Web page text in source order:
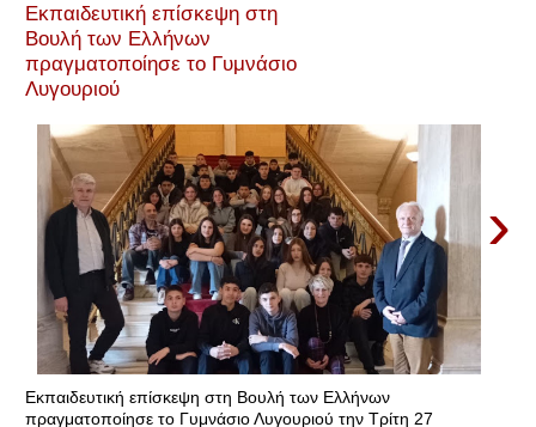
Εκπαιδευτική επίσκεψη στη
Βουλή των Ελλήνων
πραγματοποίησε το Γυμνάσιο
Λυγουριού
›
Εκπαιδευτική επίσκεψη στη Βουλή των Ελλήνων
πραγματοποίησε το Γυμνάσιο Λυγουριού την Τρίτη 27